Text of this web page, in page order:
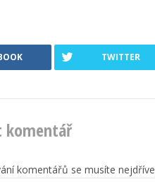
TWITTER
komentář
komentářů se musíte nejdříve